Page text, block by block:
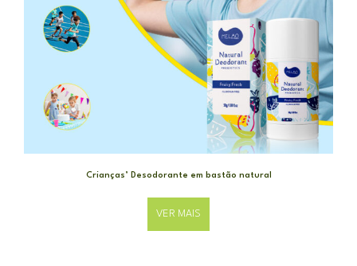
Crianças’ Desodorante em bastão natural
VER MAIS